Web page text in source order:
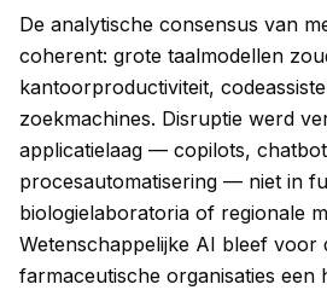
De analytische consensus van
coherent: grote taalmodellen
kantoorproductiviteit,
zoekmachines. Disruptie werd
applicatielaag — copilots,
procesautomatisering — niet in
biologielaboratoria of regionale
Wetenschappelijke AI bleef voor
farmaceutische organisaties